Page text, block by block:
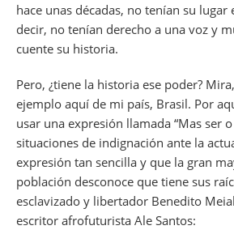
hace unas décadas, no tenían su lugar
decir, no tenían derecho a una voz y
cuente su historia.
Pero, ¿tiene la historia ese poder?
ejemplo aquí de mi país, Brasil. Por
usar una expresión llamada “Mas ser
situaciones de indignación ante la
expresión tan sencilla y que la gran
población desconoce que tiene sus
esclavizado y libertador Benedito
escritor afrofuturista Ale Santos: